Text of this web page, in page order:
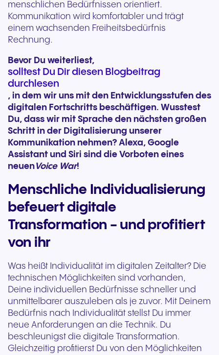
menschlichen Bedürfnissen orientiert.
Kommunikation wird komfortabler und trägt
einem wachsenden Freiheitsbedürfnis
Rechnung.
Bevor Du weiterliest,
solltest Du Dir diesen Blogbeitrag
durchlesen
, in dem wir uns mit den Entwicklungsstufen des
digitalen Fortschritts beschäftigen. Wusstest
Du, dass wir mit Sprache den nächsten großen
Schritt in der Digitalisierung unserer
Kommunikation nehmen? Alexa, Google
Assistant und Siri sind die Vorboten eines
neuenVoice War!
Menschliche Individualisierung
befeuert digitale
Transformation - und profitiert
von ihr
Was heißt Individualität im digitalen Zeitalter? Die
technischen Möglichkeiten sind vorhanden,
Deine individuellen Bedürfnisse schneller und
unmittelbarer auszuleben als je zuvor. Mit Deinem
Bedürfnis nach Individualität stellst Du immer
neue Anforderungen an die Technik. Du
beschleunigst die digitale Transformation.
Gleichzeitig profitierst Du von den Möglichkeiten